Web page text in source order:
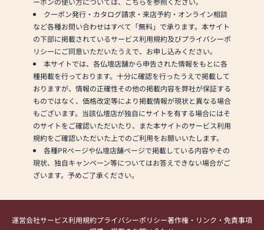
クーポン発行・カタログ請求・来店予約・オンライン相談
など各種お問い合わせはすべて「無料」で承ります。本サイト
の下部に掲載されているサービス利用規約及びプライバシーポ
リシーにご同意いただいたうえで、お申し込みください。
本サイトでは、各仏壇店舗から申告された情報をもとに各
種掲載を行っております。十分に確認を行ったうえで掲載して
おりますが、情報の正確性その他の掲載内容を弊社が保証する
ものではなく、価格改定等により掲載情報が現状と異なる場合
もございます。当該仏壇店が独自にサイトを有する場合にはそ
のサイトをご確認いただいたり、また本サイトのサービス利用
規約をご確認いただいた上でのご利用をお願いいたします。
各種PRページや仏壇店舗ページで掲載している内容やその
現状、独自キャンペーン等についてはお答えできない場合がご
ざいます。予めご了承ください。
運営会社サービス利用規約プライバシーポリシー著作権・リンク・免責事項